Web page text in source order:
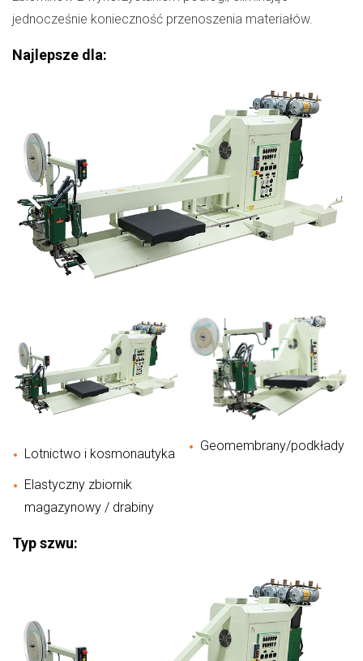
jednocześnie konieczność przenoszenia materiałów.
Najlepsze dla:
Lotnictwo i kosmonautyka
Elastyczny zbiornik
magazynowy / drabiny
Geomembrany/podkłady
Typ szwu: